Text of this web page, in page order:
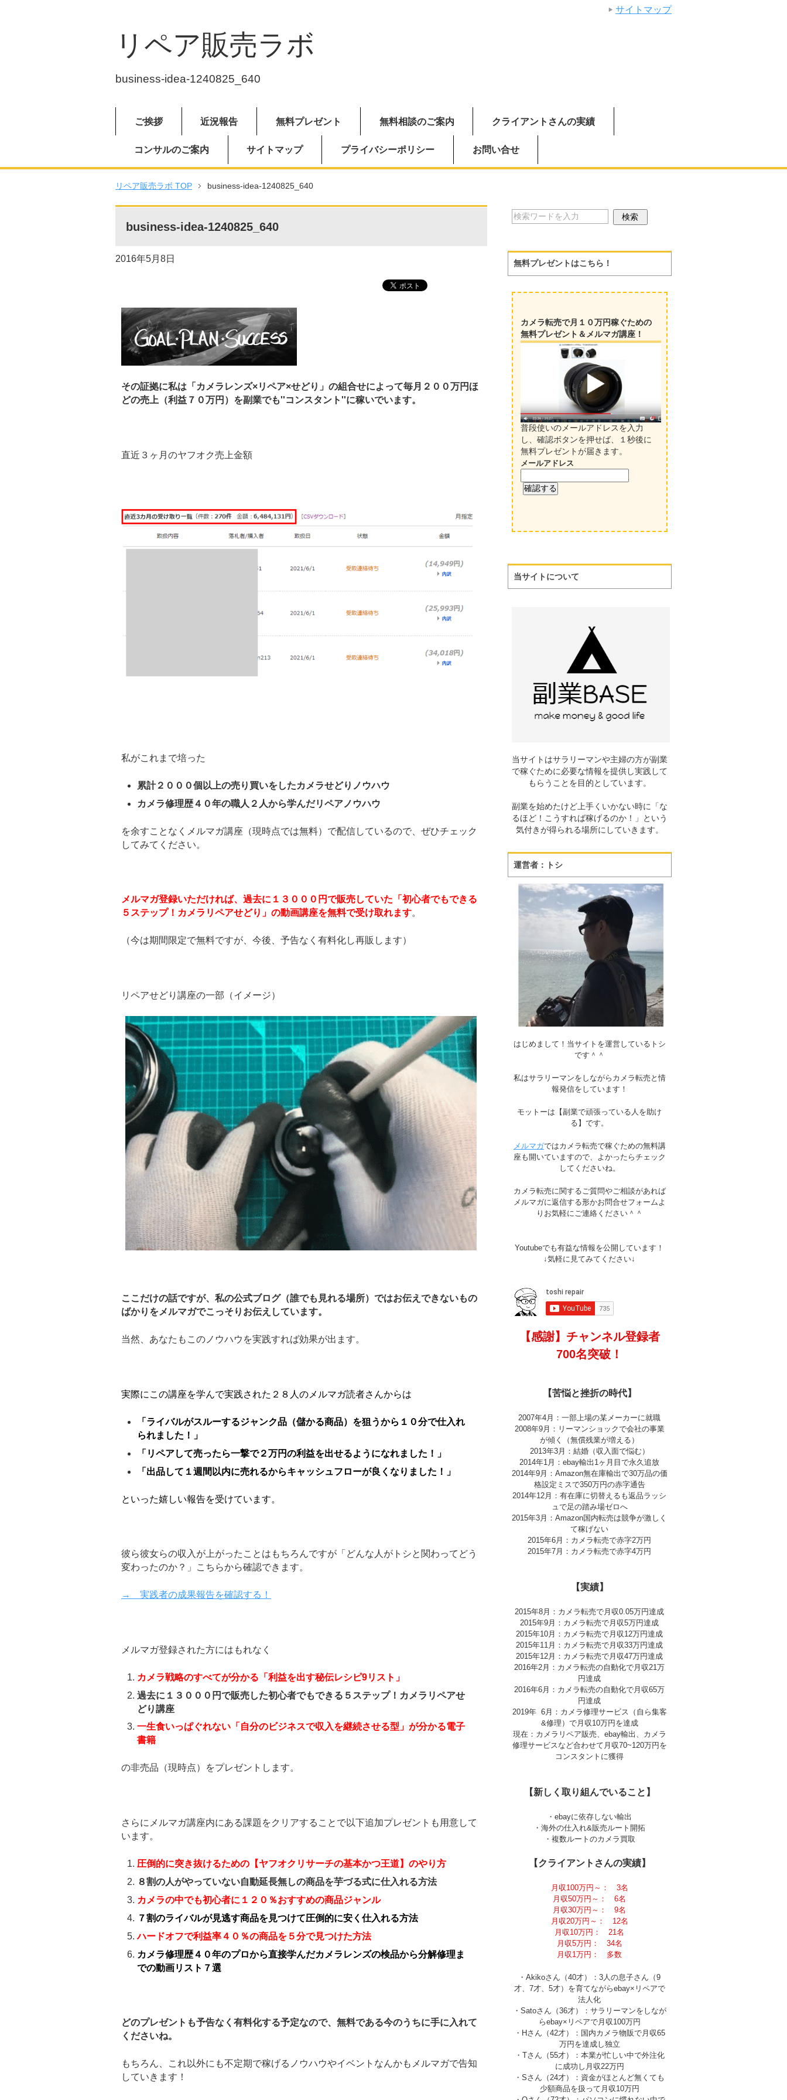
リペア販売ラボ
business-idea-1240825_640
ご挨拶 近況報告 無料プレゼント 無料相談のご案内 クライアントさんの実績
コンサルのご案内 サイトマップ プライバシーポリシー お問い合せ
リペア販売ラボ TOP business-idea-1240825_640
business-idea-1240825_640
2016年5月8日
その証拠に私は「カメラレンズ×リペア×せどり」の組合せによって毎月２００万円ほ
どの売上（利益７０万円）を副業でも''コンスタント''に稼いでいます。
直近３ヶ月のヤフオク売上金額
私がこれまで培った
累計２０００個以上の売り買いをしたカメラせどりノウハウ
カメラ修理歴４０年の職人２人から学んだリペアノウハウ
を余すことなくメルマガ講座（現時点では無料）で配信しているので、ぜひチェック
してみてください。
メルマガ登録いただければ、過去に１３０００円で販売していた「初心者でもできる
５ステップ！カメラリペアせどり」の動画講座を無料で受け取れます。
（今は期間限定で無料ですが、今後、予告なく有料化し再販します）
リペアせどり講座の一部（イメージ）
ここだけの話ですが、私の公式ブログ（誰でも見れる場所）ではお伝えできないもの
ばかりをメルマガでこっそりお伝えしています。
当然、あなたもこのノウハウを実践すれば効果が出ます。
実際にこの講座を学んで実践された２８人のメルマガ読者さんからは
「ライバルがスルーするジャンク品（儲かる商品）を狙うから１０分で仕入れ
られました！」
「リペアして売ったら一撃で２万円の利益を出せるようになれました！」
「出品して１週間以内に売れるからキャッシュフローが良くなりました！」
といった嬉しい報告を受けています。
彼ら彼女らの収入が上がったことはもちろんですが「どんな人がトシと関わってどう
変わったのか？」こちらから確認できます。
→ 実践者の成果報告を確認する！
メルマガ登録された方にはもれなく
カメラ戦略のすべてが分かる「利益を出す秘伝レシピ9リスト」
過去に１３０００円で販売した初心者でもできる５ステップ！カメラリペアせ
どり講座
一生食いっぱぐれない「自分のビジネスで収入を継続させる型」が分かる電子
書籍
の非売品（現時点）をプレゼントします。
さらにメルマガ講座内にある課題をクリアすることで以下追加プレゼントも用意して
います。
圧倒的に突き抜けるための【ヤフオクリサーチの基本かつ王道】のやり方
８割の人がやっていない自動延長無しの商品を芋づる式に仕入れる方法
カメラの中でも初心者に１２０％おすすめの商品ジャンル
７割のライバルが見逃す商品を見つけて圧倒的に安く仕入れる方法
ハードオフで利益率４０％の商品を５分で見つけた方法
カメラ修理歴４０年のプロから直接学んだカメラレンズの検品から分解修理ま
での動画リスト７選
どのプレゼントも予告なく有料化する予定なので、無料である今のうちに手に入れて
くださいね。
もちろん、これ以外にも不定期で稼げるノウハウやイベントなんかもメルマガで告知
していきます！
無料プレゼントはこちら！
カメラ転売で月１０万円稼ぐための
無料プレゼント＆メルマガ講座！
普段使いのメールアドレスを入力
し、確認ボタンを押せば、１秒後に
無料プレゼントが届きます。
メールアドレス
当サイトについて
当サイトはサラリーマンや主婦の方が副業
で稼ぐために必要な情報を提供し実践して
もらうことを目的としています。
副業を始めたけど上手くいかない時に「な
るほど！こうすれば稼げるのか！」という
気付きが得られる場所にしていきます。
運営者：トシ
はじめまして！当サイトを運営しているトシ
です＾＾
私はサラリーマンをしながらカメラ転売と情
報発信をしています！
モットーは【副業で頑張っている人を助け
る】です。
メルマガではカメラ転売で稼ぐための無料講
座も開いていますので、よかったらチェック
してくださいね。
カメラ転売に関するご質問やご相談があれば
メルマガに返信する形かお問合せフォームよ
りお気軽にご連絡ください＾＾
Youtubeでも有益な情報を公開しています！
↓気軽に見てみてください↓
【感謝】チャンネル登録者
700名突破！
【苦悩と挫折の時代】
2007年4月：一部上場の某メーカーに就職
2008年9月：リーマンショックで会社の事業
が傾く（無償残業が増える）
2013年3月：結婚（収入面で悩む）
2014年1月：ebay輸出1ヶ月目で永久追放
2014年9月：Amazon無在庫輸出で30万品の価
格設定ミスで350万円の赤字通告
2014年12月：有在庫に切替えるも返品ラッシ
ュで足の踏み場ゼロへ
2015年3月：Amazon国内転売は競争が激しく
て稼げない
2015年6月：カメラ転売で赤字2万円
2015年7月：カメラ転売で赤字4万円
【実績】
2015年8月：カメラ転売で月収0.05万円達成
2015年9月：カメラ転売で月収5万円達成
2015年10月：カメラ転売で月収12万円達成
2015年11月：カメラ転売で月収33万円達成
2015年12月：カメラ転売で月収47万円達成
2016年2月：カメラ転売の自動化で月収21万
円達成
2016年6月：カメラ転売の自動化で月収65万
円達成
2019年 6月：カメラ修理サービス（自ら集客
&修理）で月収10万円を達成
現在：カメラリペア販売、ebay輸出、カメラ
修理サービスなど合わせて月収70~120万円を
コンスタントに獲得
【新しく取り組んでいること】
・ebayに依存しない輸出
・海外の仕入れ&販売ルート開拓
・複数ルートのカメラ買取
【クライアントさんの実績】
月収100万円～： 3名
月収50万円～： 6名
月収30万円～： 9名
月収20万円～： 12名
月収10万円： 21名
月収5万円： 34名
月収1万円： 多数
・Akikoさん（40才）：3人の息子さん（9
才、7才、5才）を育てながらebay×リペアで
法人化
・Satoさん（36才）：サラリーマンをしなが
らebay×リペアで月収100万円
・Hさん（42才）：国内カメラ物販で月収65
万円を達成し独立
・Tさん（55才）：本業が忙しい中で外注化
に成功し月収22万円
・Sさん（24才）：資金がほとんど無くても
少額商品を扱って月収10万円
サイトマップ